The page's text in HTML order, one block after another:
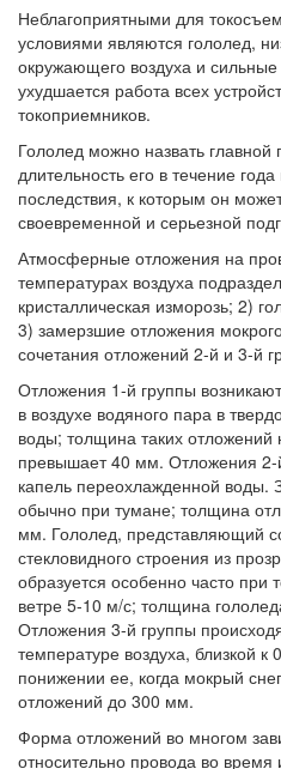
Неблагоприятными для
условиями являются гололед,
окружающего воздуха и
ухудшается работа всех
токоприемников.
Гололед можно назвать
длительность его в течение
последствия, к которым он
своевременной и серьезной
Атмосферные отложения на
температурах воздуха
кристаллическая изморозь; 2)
3) замерзшие отложения
сочетания отложений 2-й и 3-й
Отложения 1-й группы
в воздухе водяного пара в
воды; толщина таких отложений
превышает 40 мм. Отложения 2-
капель переохлажденной воды.
обычно при тумане; толщина
мм. Гололед, представляющий
стекловидного строения из
образуется особенно часто при
ветре 5-10 м/с; толщина
Отложения 3-й группы
температуре воздуха, близкой
понижении ее, когда мокрый
отложений до 300 мм.
Форма отложений во многом
относительно провода во время